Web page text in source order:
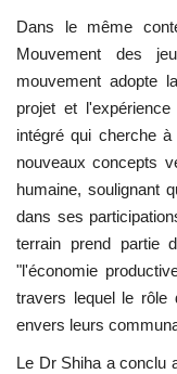
Dans le même
Mouvement des
mouvement adopte
projet et
intégré qui cherche
nouveaux concepts
humaine, soulignant
dans ses
terrain prend partie
"l'économie
travers lequel le rôle
envers leurs
Le Dr Shiha a conclu